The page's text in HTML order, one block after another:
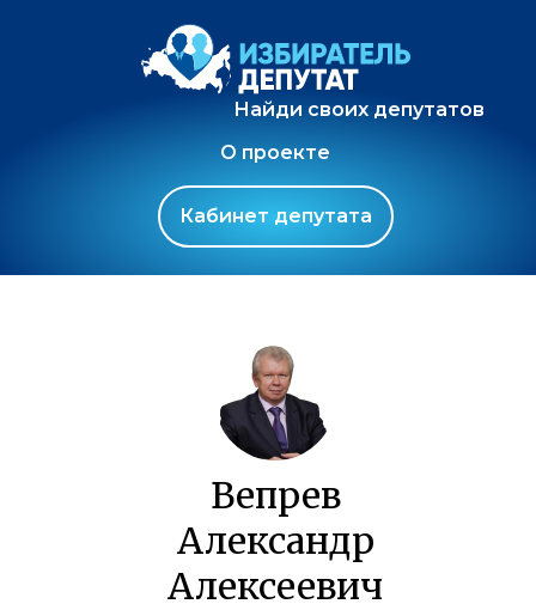
Найди своих депутатов
О проекте
Кабинет депутата
Вепрев
Александр
Алексеевич